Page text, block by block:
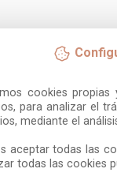
cookies
para analizar el
mediante el
aceptar todas las
todas las cookies